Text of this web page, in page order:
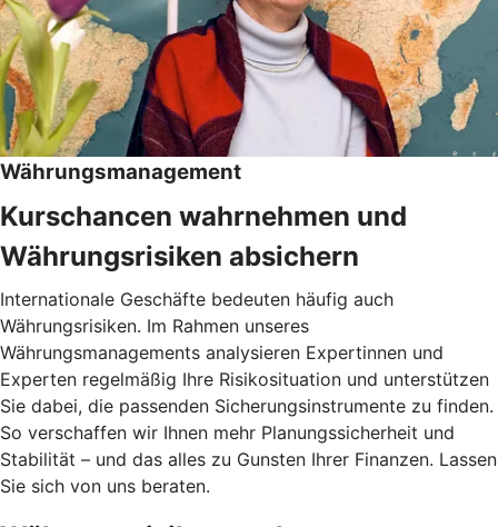
Währungsmanagement
Kurschancen wahrnehmen und
Währungsrisiken absichern
Internationale Geschäfte bedeuten häufig auch
Währungsrisiken. Im Rahmen unseres
Währungsmanagements analysieren Expertinnen und
Experten regelmäßig Ihre Risikosituation und unterstützen
Sie dabei, die passenden Sicherungsinstrumente zu finden.
So verschaffen wir Ihnen mehr Planungssicherheit und
Stabilität – und das alles zu Gunsten Ihrer Finanzen. Lassen
Sie sich von uns beraten.